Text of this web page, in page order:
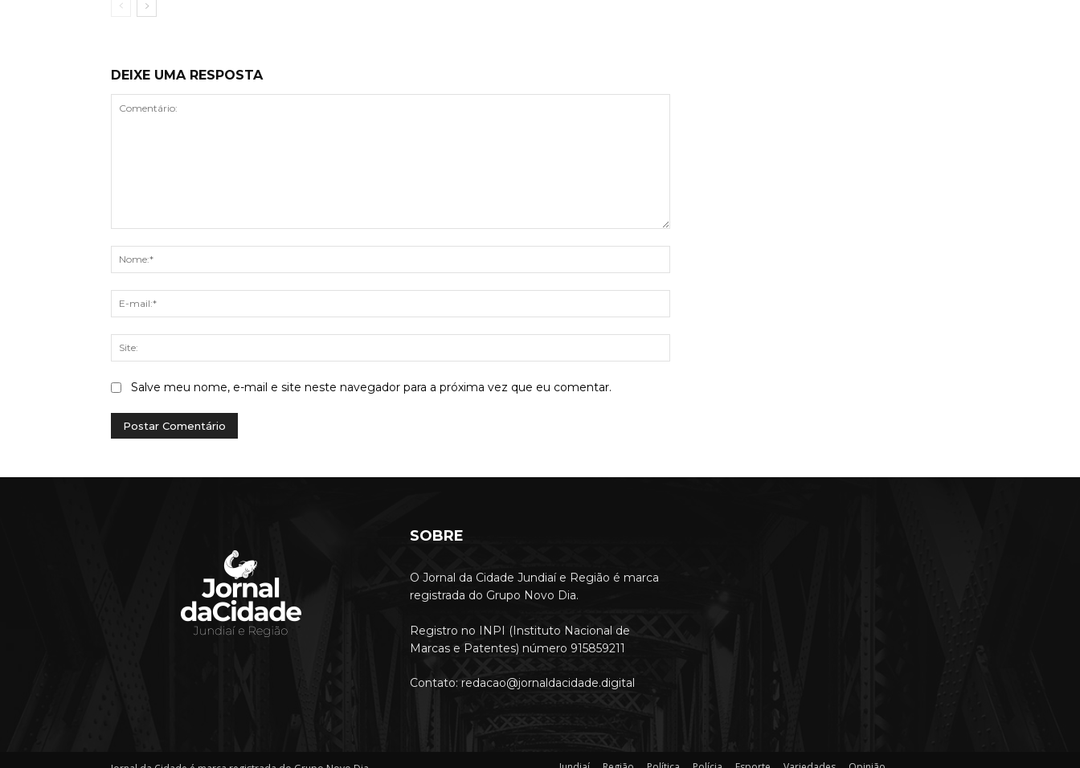
DEIXE UMA RESPOSTA
mail:*
Salve meu nome, e-mail e site neste navegador para a próxima vez que eu comentar.
SOBRE
O Jornal da Cidade Jundiaí e Região é marca
registrada do Grupo Novo Dia.
Registro no INPI (Instituto Nacional de
Marcas e Patentes) número 915859211
Contato: redacao@jornaldacidade.digital